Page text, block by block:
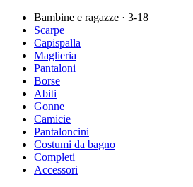
Bambine e ragazze · 3-18
Scarpe
Capispalla
Maglieria
Pantaloni
Borse
Abiti
Gonne
Camicie
Pantaloncini
Costumi da bagno
Completi
Accessori